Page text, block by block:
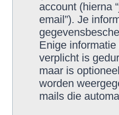
account (hierna
email”). Je
Enige
verplicht is
maar is
worden
mails die